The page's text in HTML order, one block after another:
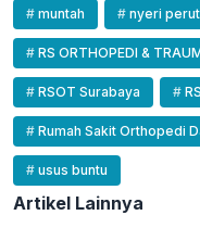
muntah nyeri perut
RS ORTHOPEDI &
RSOT Surabaya
Rumah Sakit Orthopedi
usus buntu
Artikel Lainnya